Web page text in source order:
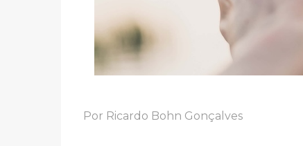
Por Ricardo Bohn Gonçalves